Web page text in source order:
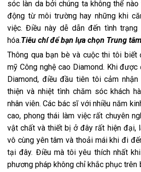
sóc làn da bởi chúng ta không thể
động từ môi trường hay những khi
việc. Điều này dễ dẫn đến tình trạng
hóa.Tiêu chí để bạn lựa chọn Trung
Thông qua bạn bè và cuộc thi tôi biết
mỹ Công nghệ cao Diamond. Khi
Diamond, điều đầu tiên tôi cảm
thiện và nhiệt tình chăm sóc khách
nhân viên. Các bác sĩ với nhiều năm
cao, phong thái làm việc rất chuyên
vật chất và thiết bị ở đây rất hiện đại,
vô cùng yên tâm và thoải mái khi đi
tại đây. Điều mà tôi yêu thích nhất
phương pháp không chỉ khắc phục trên